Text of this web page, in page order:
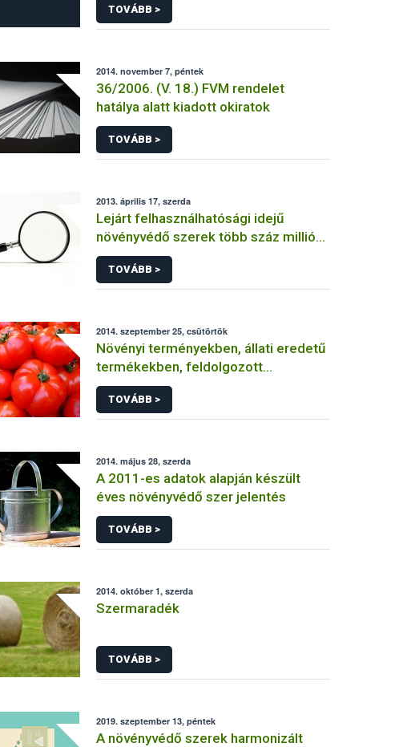
TOVÁBB >
2014. november 7, péntek
36/2006. (V. 18.) FVM rendelet
hatálya alatt kiadott okiratok
TOVÁBB >
2013. április 17, szerda
Lejárt felhasználhatósági idejű
növényvédő szerek több száz milliós
forgalmát derítette fel a NÉBIH
TOVÁBB >
2014. szeptember 25, csütörtök
Növényi terményekben, állati eredetű
termékekben, feldolgozott
élelmiszerekben
TOVÁBB >
2014. május 28, szerda
A 2011-es adatok alapján készült
éves növényvédő szer jelentés
TOVÁBB >
2014. október 1, szerda
Szermaradék
TOVÁBB >
2019. szeptember 13, péntek
A növényvédő szerek harmonizált